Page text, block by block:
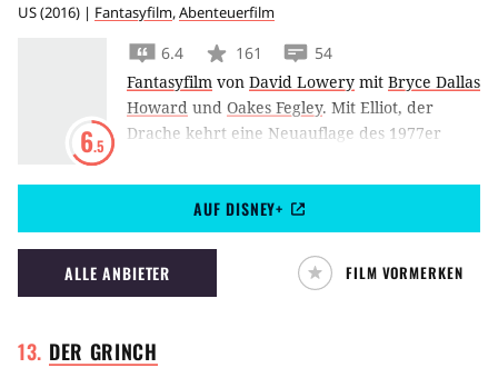
US(2016) | Fantasyfilm,Abenteuerfilm
6.5
6.4 161
54
Fantasyfilm von David Lowery mit Bryce Dallas
Howard und Oakes Fegley. Mit Elliot, der
Drache kehrt eine Neuauflage des 1977er
Schmunzelmonster über einen Jungen und
seinen Drachen auf die große Leinwand
zurück.
AUF DISNEY+
ALLE ANBIETER FILM VORMERKEN
DER GRINCH